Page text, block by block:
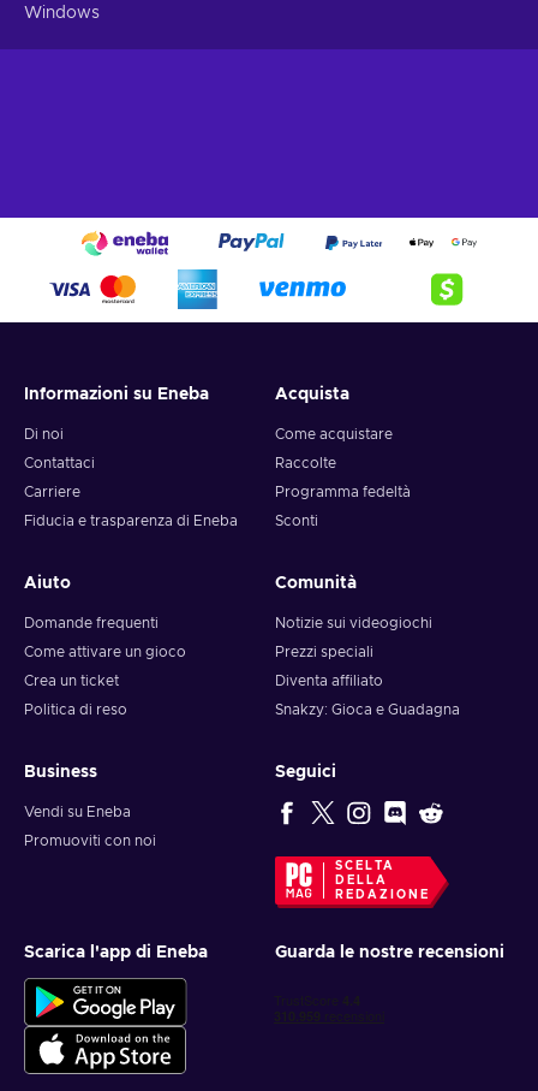
Windows
Informazioni su Eneba
Di noi
Contattaci
Carriere
Fiducia e trasparenza di Eneba
Acquista
Come acquistare
Raccolte
Programma fedeltà
Sconti
Aiuto
Domande frequenti
Come attivare un gioco
Crea un ticket
Politica di reso
Comunità
Notizie sui videogiochi
Prezzi speciali
Diventa affiliato
Snakzy: Gioca e Guadagna
Business
Vendi su Eneba
Promuoviti con noi
Seguici
SCELTA
DELLA
REDAZIONE
Scarica l'app di Eneba Guarda le nostre recensioni